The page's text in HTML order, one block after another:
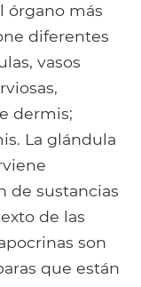
órgano más
diferentes
vasos
dermis;
La glándula
de sustancias
de las
son
que están